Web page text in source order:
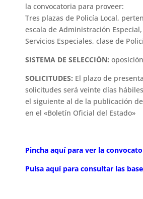
la convocatoria para proveer:
Tres plazas de Policía Local,
escala de Administración
Servicios Especiales, clase de
SISTEMA DE SELECCIÓN:
SOLICITUDES: El plazo de
solicitudes será veinte días
el siguiente al de la publicación
en el «Boletín Oficial del Estado»
Pincha aquí para ver la
Pulsa aquí para consultar las